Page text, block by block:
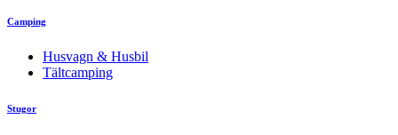
Camping
Husvagn & Husbil
Tältcamping
Stugor